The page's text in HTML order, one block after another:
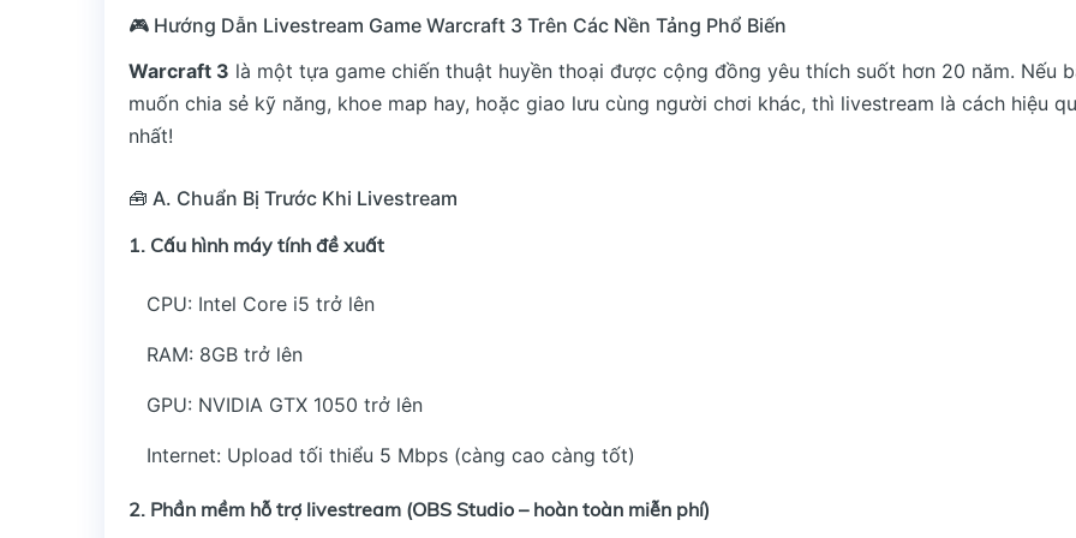
🎮 Hướng Dẫn Livestream Game Warcraft 3 Trên Các Nền Tảng Phổ Biến
Warcraft 3 là một tựa game chiến thuật huyền thoại được cộng đồng yêu thích suốt hơn 20 năm. Nếu
muốn chia sẻ kỹ năng, khoe map hay, hoặc giao lưu cùng người chơi khác, thì livestream là cách hiệu
nhất!
🧰 A. Chuẩn Bị Trước Khi Livestream
1. Cấu hình máy tính đề xuất
CPU: Intel Core i5 trở lên
RAM: 8GB trở lên
GPU: NVIDIA GTX 1050 trở lên
Internet: Upload tối thiểu 5 Mbps (càng cao càng tốt)
2. Phần mềm hỗ trợ livestream (OBS Studio – hoàn toàn miễn phí)